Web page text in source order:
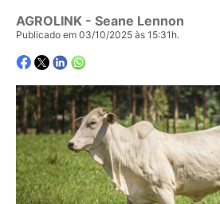
AGROLINK - Seane Lennon
Publicado em 03/10/2025 às 15:31h.